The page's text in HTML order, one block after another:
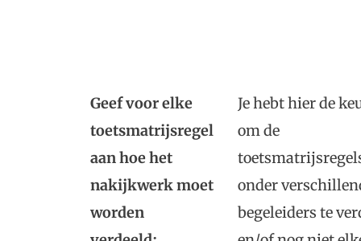
Geef voor elke
toetsmatrijsregel
aan hoe het
nakijkwerk moet
worden
Je hebt hier de
om de
onder
begeleiders te